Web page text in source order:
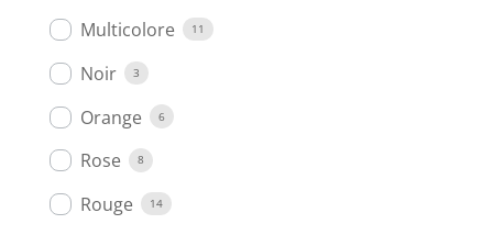
Multicolore 11
Noir 3
Orange 6
Rose 8
Rouge 14